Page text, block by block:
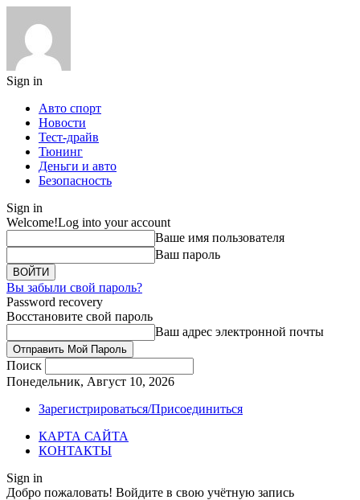
Sign in
Авто спорт
Новости
Тест-драйв
Тюнинг
Деньги и авто
Безопасность
Sign in
Welcome!Log into your account
Ваше имя пользователя
Ваш пароль
Вы забыли свой пароль?
Password recovery
Восстановите свой пароль
Ваш адрес электронной почты
Поиск
Понедельник, Август 10, 2026
Зарегистрироваться/Присоединиться
КАРТА САЙТА
КОНТАКТЫ
Sign in
Добро пожаловать! Войдите в свою учётную запись